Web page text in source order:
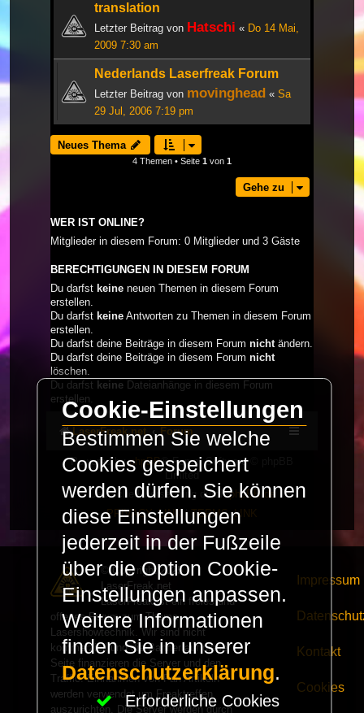
translation
Letzter Beitrag von Hatschi « Do 14 Mai,
2009 7:30 am
Nederlands Laserfreak Forum
Letzter Beitrag von movinghead « Sa
29 Jul, 2006 7:19 pm
Neues Thema
4 Themen • Seite 1 von 1
Gehe zu
WER IST ONLINE?
Mitglieder in diesem Forum: 0 Mitglieder und 3 Gäste
BERECHTIGUNGEN IN DIESEM FORUM
Du darfst keine neuen Themen in diesem Forum
erstellen.
Du darfst keine Antworten zu Themen in diesem Forum
erstellen.
Du darfst deine Beiträge in diesem Forum nichtändern.
Du darfst deine Beiträge in diesem Forum nicht
löschen.
Du darfst keine Dateianhänge in diesem Forum
erstellen.
LaserFreak.net Forum
Powered byphpBB® Forum Software © phpBB
Limited
Deutsche Übersetzung durchphpBB.de
PRIVACY_LINK | TERMS_LINK
© Copyright 2025 -
LaserFreak.net
LaserFreak ist ein freies und
offenes Forum zum Thema
Lasershowtechnik. Wir sind nicht
kommerziell und die Banner auf dieser
Seite finanzieren die Server und den
Traffic. Einnahmen von Fan Artikeln
werden verwendet um Freaktreffen
auszurichten. Die Server werden durch
Impressum
Kontakt
Cookies
Cookie-Einstellungen
Bestimmen Sie welche
Cookies gespeichert
werden dürfen. Sie können
diese Einstellungen
jederzeit in der Fußzeile
über die Option Cookie-
Einstellungen anpassen.
Weitere Informationen
finden Sie in unserer
Datenschutzerklärung.
Erforderliche Cookies